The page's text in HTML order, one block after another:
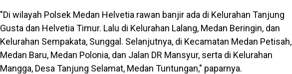
"Di wilayah Polsek Medan Helvetia rawan banjir ada di Kelurahan Tanjung
Gusta dan Helvetia Timur. Lalu di Kelurahan Lalang, Medan Beringin, dan
Kelurahan Sempakata, Sunggal. Selanjutnya, di Kecamatan Medan Petisah,
Medan Baru, Medan Polonia, dan Jalan DR Mansyur, serta di Kelurahan
Mangga, Desa Tanjung Selamat, Medan Tuntungan," paparnya.